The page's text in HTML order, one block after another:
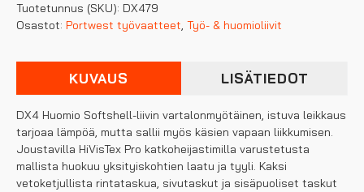
Vis
Softshell-
määrä
Tuotetunnus (SKU): DX479
Osastot: Portwest työvaatteet, Työ- & huomioliivit
KUVAUS LISÄTIEDOT
DX4 Huomio Softshell-liivin vartalonmyötäinen, istuva leikkaus
tarjoaa lämpöä, mutta sallii myös käsien vapaan liikkumisen.
Joustavilla HiVisTex Pro katkoheijastimilla varustetusta
mallista huokuu yksityiskohtien laatu ja tyyli. Kaksi
vetoketjullista rintataskua, sivutaskut ja sisäpuoliset taskut